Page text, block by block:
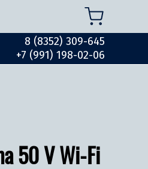
8 (8352) 309-645
+7 (991) 198-02-06
50 V Wi-Fi